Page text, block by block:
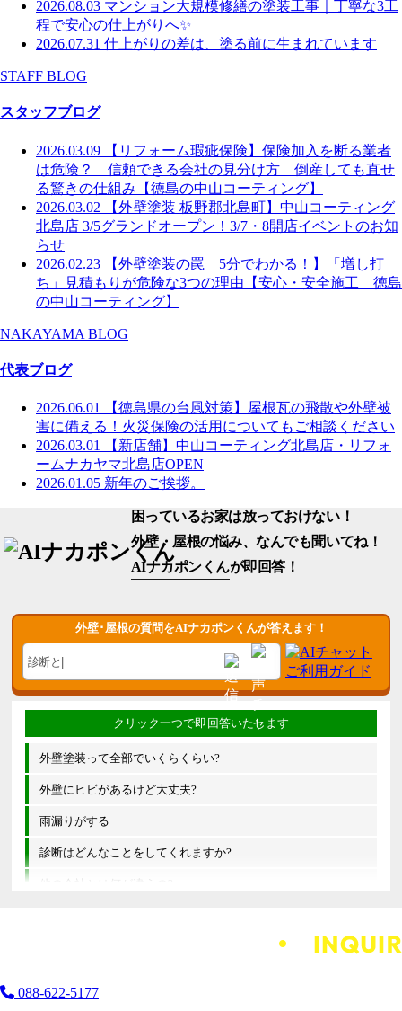
2026.08.03 マンション大規模修繕の塗装工事｜丁寧な3工
程で安心の仕上がりへ✨
2026.07.31 仕上がりの差は、塗る前に生まれています
STAFF BLOG
スタッフブログ
2026.03.09
【リフォーム瑕疵保険】保険加入を断る業者
は危険？ 信頼できる会社の見分け方 倒産しても直せ
る驚きの仕組み【徳島の中山コーティング】
2026.03.02
【外壁塗装 板野郡北島町】中山コーティング
北島店 3/5グランドオープン！3/7・8開店イベントのお知
らせ
2026.02.23
【外壁塗装の罠 5分でわかる！】「増し打
ち」見積もりが危険な3つの理由【安心・安全施工 徳島
の中山コーティング】
NAKAYAMA BLOG
代表ブログ
2026.06.01
【徳島県の台風対策】屋根瓦の飛散や外壁被
害に備える！火災保険の活用についてもご相談ください
2026.03.01
【新店舗】中山コーティング北島店・リフォ
ームナカヤマ北島店OPEN
2026.01.05 新年のご挨拶。
困っているお家は放っておけない！
外壁・屋根の悩み、なんでも聞いてね！
AIナカポンくんが即回答！
外壁･屋根の質問をAIナカポンくんが答えます！
外壁塗装って全部でいくらくらい?
外壁にヒビがあるけど大丈夫?
雨漏りがする
診断はどんなことをしてくれますか?
他の会社とは何が違うの?
088-622-5177